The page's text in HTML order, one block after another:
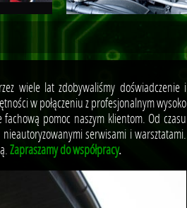
wiele lat zdobywaliśmy doświadczenie i
w połączeniu z profesjonalnym wysoko
pomoc naszym klientom. Od czasu
serwisami i warsztatami.
Zapraszamy do współpracy.